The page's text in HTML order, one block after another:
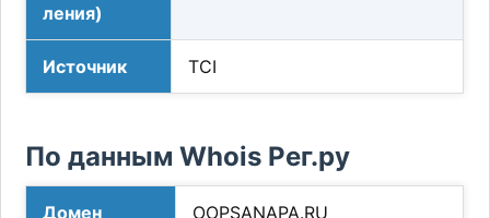
ления)
Источник TCI
По данным Whois Рег.ру
Домен OOPSANAPA.RU